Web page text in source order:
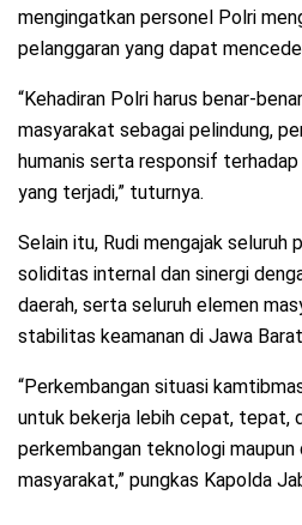
mengingatkan personel Polri
pelanggaran yang dapat
“Kehadiran Polri harus benar-
masyarakat sebagai pelindung,
humanis serta responsif
yang terjadi,” tuturnya.
Selain itu, Rudi mengajak seluruh
soliditas internal dan sinergi
daerah, serta seluruh elemen
stabilitas keamanan di Jawa
“Perkembangan situasi
untuk bekerja lebih cepat, tepat,
perkembangan teknologi maupun
masyarakat,” pungkas Kapolda